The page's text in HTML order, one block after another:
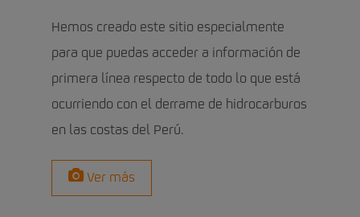
Hemos creado este sitio especialmente
para que puedas acceder a información de
primera línea respecto de todo lo que está
ocurriendo con el derrame de hidrocarburos
en las costas del Perú.
Ver más